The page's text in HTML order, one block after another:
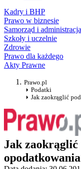
Kadry i BHP
Prawo w biznesie
Samorząd i administracja
Szkoły i uczelnie
Zdrowie
Prawo dla każdego
Akty Prawne
Prawo.pl
Podatki
Jak zaokrąglić
Jak zaokrąglić